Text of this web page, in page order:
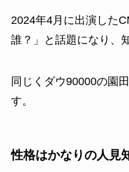
2024年4月に出演した
誰？」と話題になり、
同じくダウ90000の園
す。
性格はかなりの人見